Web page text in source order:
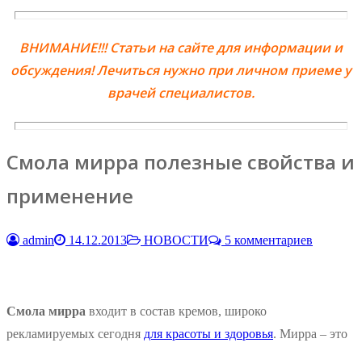
ВНИМАНИЕ!!! Статьи на сайте для информации и
обсуждения! Лечиться нужно при личном приеме у
врачей специалистов.
Смола мирра полезные свойства и
применение
admin 14.12.2013 НОВОСТИ 5 комментариев
Смола мирра входит в состав кремов, широко
рекламируемых сегодня для красоты и здоровья. Мирра – это